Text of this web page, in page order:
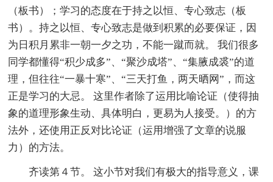
（板书）；学习的态度在于持之以恒、专心致志（板
书）。持之以恒、专心致志是做到积累的必要保证，因
为日积月累非一朝一夕之功，不能一蹴而就。 我们很多
同学都懂得“积少成多”、“聚沙成塔”、“集腋成裘”的道
理，但往往“一暴十寒”、“三天打鱼，两天晒网”，而这
正是学习的大忌。 这里作者除了运用比喻论证（使得抽
象的道理形象生动、具体明白，更易为人接受。）的方
法外，还使用正反对比论证（运用增强了文章的说服
力）的方法。
齐读第４节。 这小节对我们有极大的指导意义，课